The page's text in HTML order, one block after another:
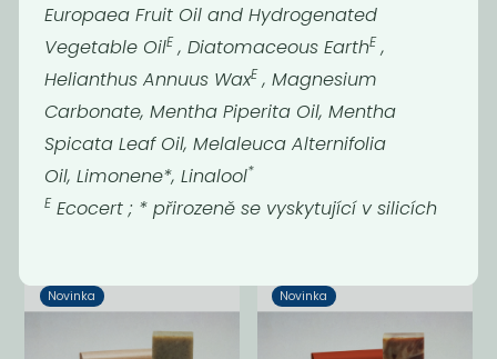
Bambucké
jemné mýdlo
bez...
149Kč
Mýdlo Difera -
citrusové s...
149Kč
Novinka Novinka
Europaea Fruit Oil and Hydrogenated
Vegetable OilE, Diatomaceous EarthE,
Helianthus Annuus WaxE, Magnesium
Carbonate, Mentha Piperita Oil, Mentha
Spicata Leaf Oil, Melaleuca Alternifolia
Oil, Limonene*, Linalool*
EEcocert ; * přirozeně se vyskytující v silicích